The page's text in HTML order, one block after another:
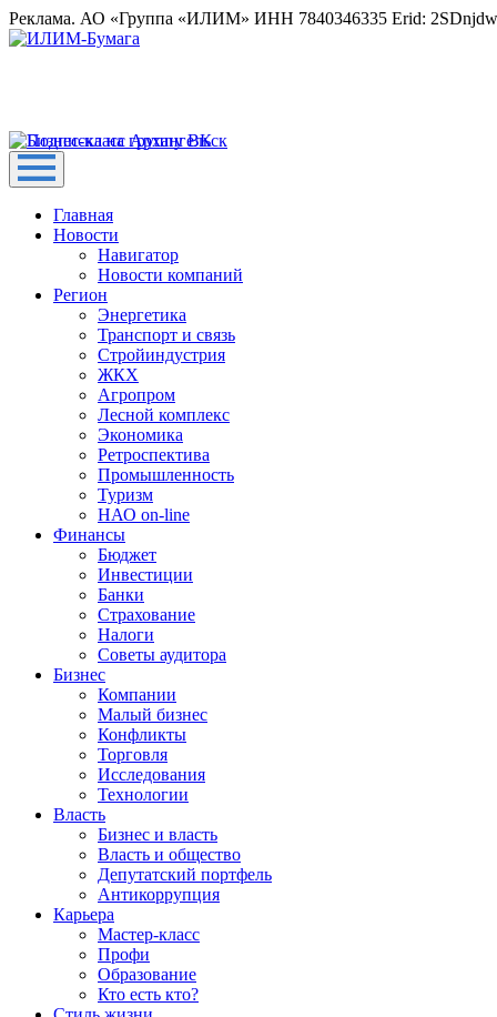
Реклама. АО «Группа «ИЛИМ» ИНН 7840346335 Erid:
Главная
Новости
Навигатор
Новости компаний
Регион
Энергетика
Транспорт и связь
Стройиндустрия
ЖКХ
Агропром
Лесной комплекс
Экономика
Ретроспектива
Промышленность
Туризм
НАО on-line
Финансы
Бюджет
Инвестиции
Банки
Страхование
Налоги
Советы аудитора
Бизнес
Компании
Малый бизнес
Конфликты
Торговля
Исследования
Технологии
Власть
Бизнес и власть
Власть и общество
Депутатский портфель
Антикоррупция
Карьера
Мастер-класс
Профи
Образование
Кто есть кто?